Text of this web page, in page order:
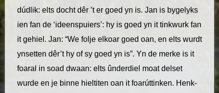
dúdlik: elts docht dêr ’t er goed yn is. Jan is bygelyks
ien fan de ‘ideenspuiers’: hy is goed yn it tinkwurk fan
it gehiel. Jan: “We folje elkoar goed oan, en elts wurdt
ynsetten dêr’t hy of sy goed yn is”. Yn de merke is it
foaral in soad dwaan: elts ûnderdiel moat delset
wurde en je binne hieltiten oan it foarúttinken. Henk-